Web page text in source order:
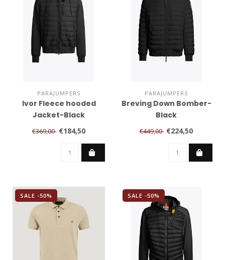
PARAJUMPERS
Ivor Fleece hooded
Jacket-Black
€369,00 €184,50
PARAJUMPERS
Breving Down Bomber-
Black
€449,00 €224,50
SALE -50% SALE -50%